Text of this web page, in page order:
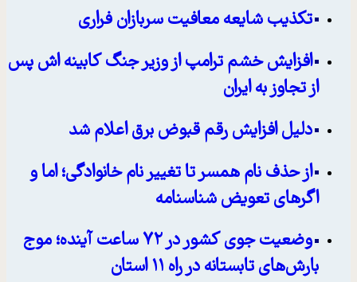
تکذیب شایعه معافیت سربازان فراری
افزایش خشم ترامپ از وزیر جنگ کابینه اش پس
از تجاوز به ایران
دلیل افزایش رقم قبوض برق اعلام شد
از حذف نام همسر تا تغییر نام خانوادگی؛ اما و
اگرهای تعویض شناسنامه
وضعیت جوی کشور در ۷۲ ساعت آینده؛ موج
بارش‌های تابستانه در راه ۱۱ استان